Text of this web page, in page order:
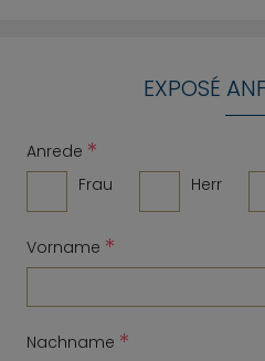
EXPOSÉ
Anrede *
Frau Herr
Vorname *
Nachname *